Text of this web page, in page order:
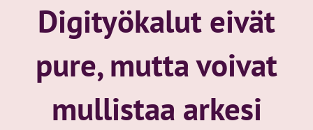
Digityökalut eivät
pure, mutta voivat
mullistaa arkesi